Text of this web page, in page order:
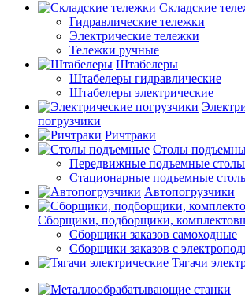
Складские
Гидравлические тележки
Электрические тележки
Тележки ручные
Штабелеры
Штабелеры гидравлические
Штабелеры электрические
погрузчики
Ричтраки
Столы
Передвижные подъемные столы
Стационарные подъемные
Автопогрузчики
Сборщики, подборщики,
Сборщики заказов самоходные
Сборщики заказов с
Тягачи